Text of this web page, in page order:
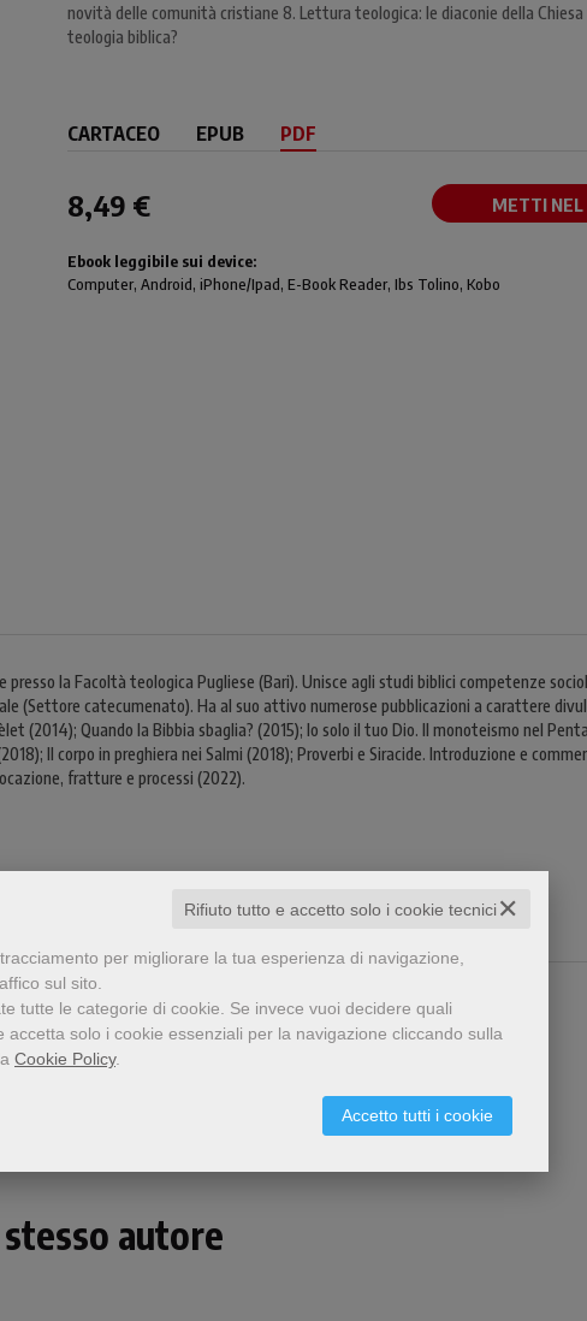
✕
Rifiuto tutto e accetto solo i cookie tecnici
per migliorare la tua esperienza di navigazione,
sul sito.
tutte le categorie di cookie. Se invece vuoi decidere quali
solo i cookie essenziali per la navigazione cliccando sulla
Cookie Policy.
Accetto tutti i cookie
novità delle comunità cristiane 8. Lettura teologica: le diaconie della Chiesa
teologia biblica?
CARTACEO EPUB PDF
8,49 € METTI NEL
Ebook leggibile sui device:
Computer, Android, iPhone/Ipad, E-Book Reader, Ibs Tolino, Kobo
la Facoltà teologica Pugliese (Bari). Unisce agli studi biblici competenze
(Settore catecumenato). Ha al suo attivo numerose pubblicazioni a carattere
(2014); Quando la Bibbia sbaglia? (2015); Io solo il tuo Dio. Il monoteismo nel
Il corpo in preghiera nei Salmi (2018); Proverbi e Siracide. Introduzione e
fratture e processi (2022).
Condividi
autore